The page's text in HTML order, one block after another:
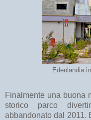
Edenlandia
Finalmente una buona
storico parco
abbandonato dal 2011.